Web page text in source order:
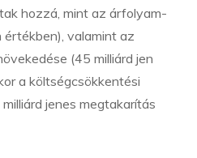
hozzá, mint az árfolyam-
értékben), valamint az
(45 milliárd jen
a költségcsökkentési
jenes megtakarítás